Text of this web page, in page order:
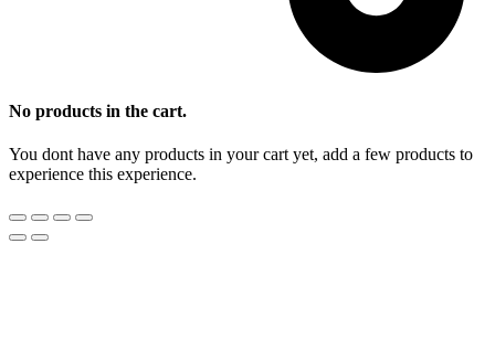
No products in the cart.
You dont have any products in your cart yet, add a few products to
experience this experience.